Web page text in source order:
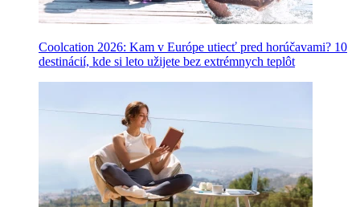
Coolcation 2026: Kam v Európe utiecť pred horúčavami? 10
destinácií, kde si leto užijete bez extrémnych teplôt